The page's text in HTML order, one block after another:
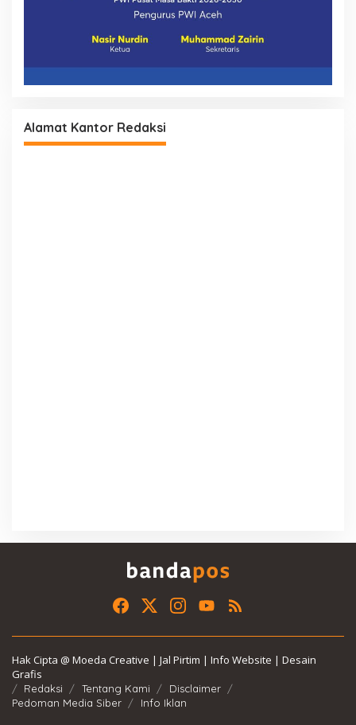
Alamat Kantor Redaksi
Hak Cipta @ Moeda Creative | Jal Pirtim | Info Website | Desain
Grafis
Redaksi Tentang Kami
Disclaimer
Pedoman Media Siber
Info Iklan